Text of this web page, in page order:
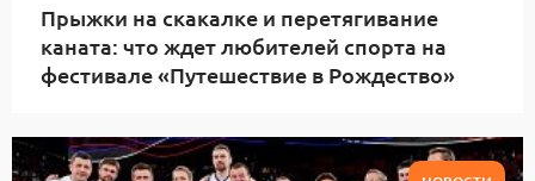
Прыжки на скакалке и перетягивание
каната: что ждет любителей спорта на
фестивале «Путешествие в Рождество»